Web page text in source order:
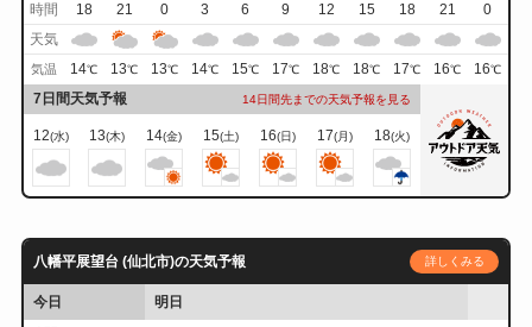
時間
18 21 0 3 6 9 12 15 18 21
0
天気
気温 14℃ 13℃ 13℃ 14℃ 15℃ 17℃ 18℃ 18℃ 17℃ 16℃ 16℃
7日間天気予報 14日間先までの天気予報を見る
12(水) 13(木) 14(金) 15(土) 16(日) 17(月) 18(火)
八幡平展望台 (仙北市)の天気予報 詳しくみる
今日
明日